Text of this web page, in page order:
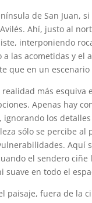
de San Juan,
Ahí, justo al
interponiendo
a las acometidas y el
que en un
realidad más
Apenas hay
ignorando los
sólo se percibe
Aquí
el sendero
suave en todo el
paisaje, fuera de la